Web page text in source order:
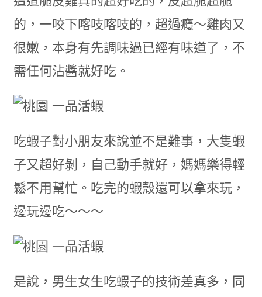
的，一咬下喀吱喀吱的，超過癮～雞肉又
很嫩，本身有先調味過已經有味道了，不
需任何沾醬就好吃。
吃蝦子對小朋友來說並不是難事，大隻蝦
子又超好剝，自己動手就好，媽媽樂得輕
鬆不用幫忙。吃完的蝦殼還可以拿來玩，
邊玩邊吃～～～
是說，男生女生吃蝦子的技術差真多，同